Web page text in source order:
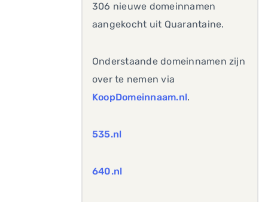
306 nieuwe domeinnamen
aangekocht uit Quarantaine.
Onderstaande domeinnamen zijn
over te nemen via
KoopDomeinnaam.nl.
535.nl
640.nl